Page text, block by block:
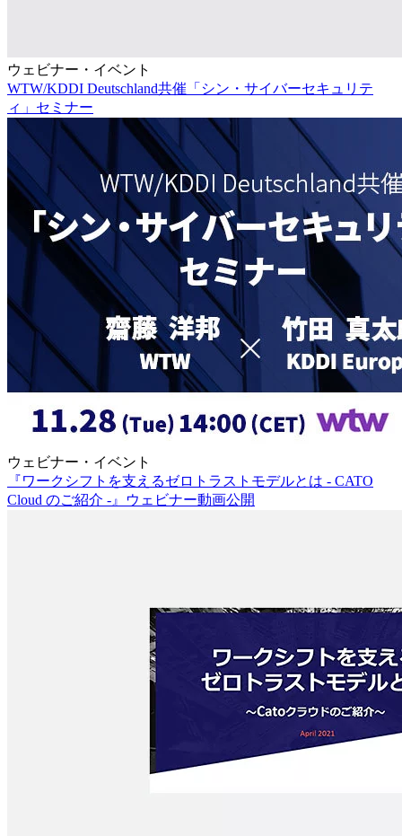
ウェビナー・イベント
WTW/KDDI Deutschland共催「シン・サイバーセキュリテ
ィ」セミナー
ウェビナー・イベント
『ワークシフトを支えるゼロトラストモデルとは - CATO
Cloud のご紹介 -』ウェビナー動画公開